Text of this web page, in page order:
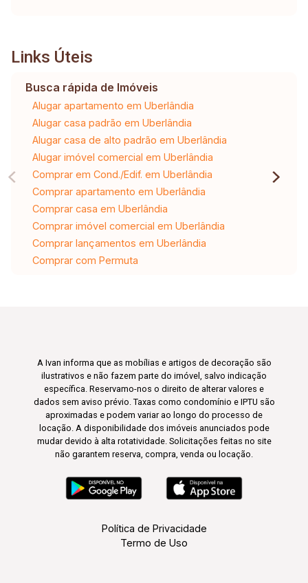
Links Úteis
Busca rápida de Imóveis
Alugar apartamento em Uberlândia
Alugar casa padrão em Uberlândia
Alugar casa de alto padrão em Uberlândia
Alugar imóvel comercial em Uberlândia
Comprar em Cond./Edif. em Uberlândia
Comprar apartamento em Uberlândia
Comprar casa em Uberlândia
Comprar imóvel comercial em Uberlândia
Comprar lançamentos em Uberlândia
Comprar com Permuta
A Ivan informa que as mobílias e artigos de decoração são
ilustrativos e não fazem parte do imóvel, salvo indicação
específica. Reservamo-nos o direito de alterar valores e
dados sem aviso prévio. Taxas como condomínio e IPTU são
aproximadas e podem variar ao longo do processo de
locação. A disponibilidade dos imóveis anunciados pode
mudar devido à alta rotatividade. Solicitações feitas no site
não garantem reserva, compra, venda ou locação.
Política de Privacidade
Termo de Uso